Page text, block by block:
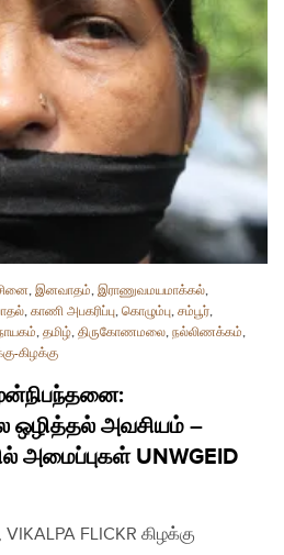
, இனவாதம், இராணுவமயமாக்கல்,
, காணி அபகரிப்பு, கொழும்பு, சம்பூர்,
, தமிழ், திருகோணமலை, நல்லிணக்கம்,
கிழக்கு
ஒழித்தல் அவசியம் –
அமைப்புகள் UNWGEID
FLICKR கிழக்கு